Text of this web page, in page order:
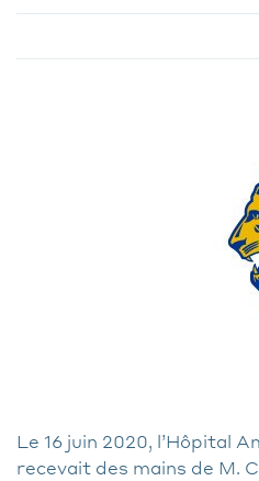
Le 16 juin 2020, l’Hôpital
recevait des mains de M.